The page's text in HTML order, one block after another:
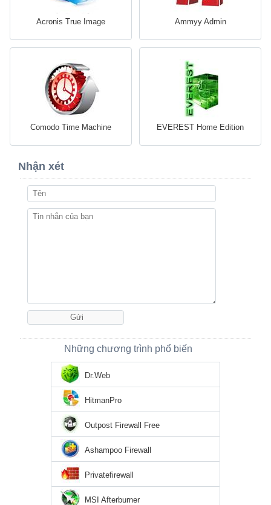
Acronis True Image Ammyy Admin
Comodo Time Machine EVEREST Home Edition
Nhận xét
Những chương trình phổ biến
Dr.Web
HitmanPro
Outpost Firewall Free
Ashampoo Firewall
Privatefirewall
MSI Afterburner